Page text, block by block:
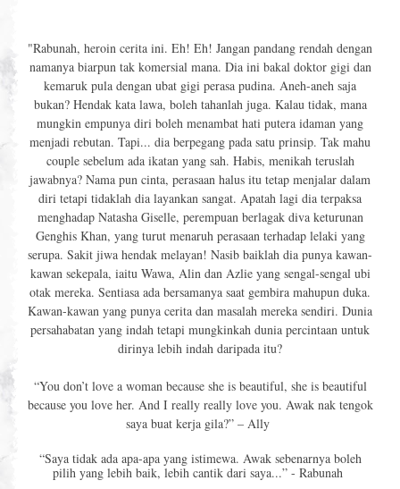
"Rabunah, heroin cerita ini. Eh! Eh! Jangan pandang rendah dengan
namanya biarpun tak komersial mana. Dia ini bakal doktor gigi dan
kemaruk pula dengan ubat gigi perasa pudina. Aneh-aneh saja
bukan? Hendak kata lawa, boleh tahanlah juga. Kalau tidak, mana
mungkin empunya diri boleh menambat hati putera idaman yang
menjadi rebutan. Tapi... dia berpegang pada satu prinsip. Tak mahu
couple sebelum ada ikatan yang sah. Habis, menikah teruslah
jawabnya? Nama pun cinta, perasaan halus itu tetap menjalar dalam
diri tetapi tidaklah dia layankan sangat. Apatah lagi dia terpaksa
menghadap Natasha Giselle, perempuan berlagak diva keturunan
Genghis Khan, yang turut menaruh perasaan terhadap lelaki yang
serupa. Sakit jiwa hendak melayan! Nasib baiklah dia punya kawan-
kawan sekepala, iaitu Wawa, Alin dan Azlie yang sengal-sengal ubi
otak mereka. Sentiasa ada bersamanya saat gembira mahupun duka.
Kawan-kawan yang punya cerita dan masalah mereka sendiri. Dunia
persahabatan yang indah tetapi mungkinkah dunia percintaan untuk
dirinya lebih indah daripada itu?
“You don’t love a woman because she is beautiful, she is beautiful
because you love her. And I really really love you. Awak nak tengok
saya buat kerja gila?” – Ally
“Saya tidak ada apa-apa yang istimewa. Awak sebenarnya boleh
pilih yang lebih baik, lebih cantik dari saya...” - Rabunah